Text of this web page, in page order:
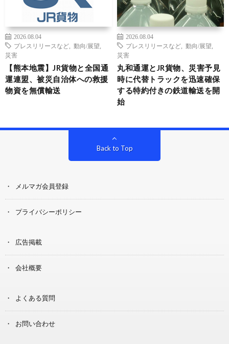
2026.08.04
プレスリリースなど
動向/展望
災害
【熊本地震】JR貨物と全国通
運連盟、被災自治体への救援
物資を無償輸送
2026.08.04
プレスリリースなど
動向/展望
災害
丸和通運とJR貨物、災害予見
時に代替トラックを迅速確保
する特約付きの鉄道輸送を開
始
Back to Top
メルマガ会員登録
プライバシーポリシー
広告掲載
会社概要
よくある質問
お問い合わせ